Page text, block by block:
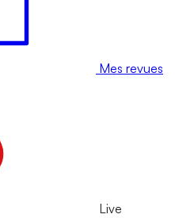
Mes revues
Live